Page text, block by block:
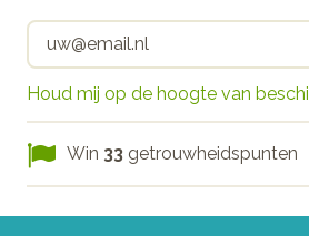
Houd mij op de hoogte van
Win 33 getrouwheidspunten